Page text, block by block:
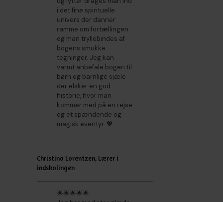
i det fine spirituelle
univers der danner
ramme om fortællingen
og man tryllebindes af
bogens smukke
tegninger. Jeg kan
varmt anbefale bogen til
børn og barnlige sjæle
der elsker en god
historie, hvor man
kommer med på en rejse
og et spændende og
magisk eventyr. 💖
Christina Lorentzen, Lærer i
indskolingen
🌟🌟🌟🌟🌟